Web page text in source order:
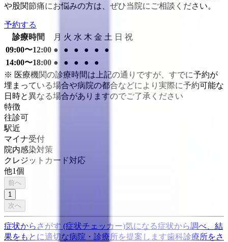
や股関節痛にお悩みの方は、ぜひ当院にご相談ください。
予約する
診療時間
月 火 水 木 金 土 日 祝
09:00〜12:00 ● ● ● ● ●
●
14:00〜18:00 ● ● ● ●
●
※ 医療機関の診療時間は上記の通りですが、すでに予約が
埋まっている場合や病院の都合などにより実際に予約可能な
日時と異なる場合がありますのでご了承ください
特徴
往診可
駅近
マイナ受付
院内感染対策
クレジットカード対応
他1個
前へ
1
次へ
症状からさがす (症状チェッカー)気になる症状から調べ、結
果をもとに適切な病院・診療所を提案します歯科診療所をさ